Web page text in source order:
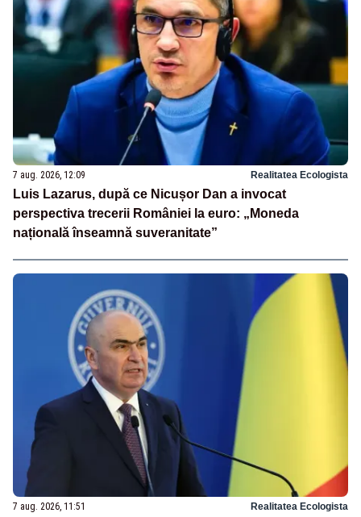
7 aug. 2026, 12:09 Realitatea Ecologista
Luis Lazarus, după ce Nicușor Dan a invocat
perspectiva trecerii României la euro: „Moneda
națională înseamnă suveranitate”
7 aug. 2026, 11:51 Realitatea Ecologista